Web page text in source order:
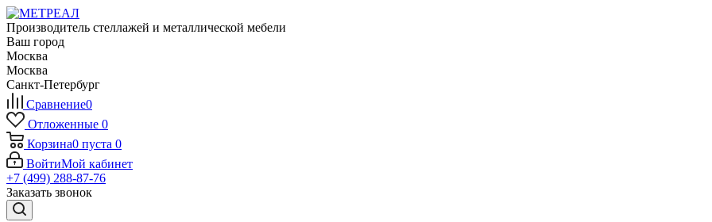
Производитель стеллажей и металлической мебели
Ваш город
Москва
Москва
Санкт-Петербург
Сравнение0
Отложенные 0
Корзина0 пуста 0
ВойтиМой кабинет
+7 (499) 288-87-76
Заказать звонок